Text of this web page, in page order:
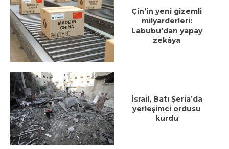
Çin’in yeni gizemli
milyarderleri:
Labubu’dan yapay
zekâya
İsrail, Batı Şeria’da
yerleşimci ordusu
kurdu